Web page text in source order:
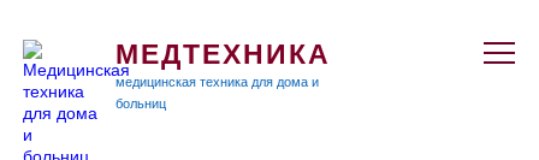
МЕДТЕХНИКА
медицинская техника для дома и
больниц